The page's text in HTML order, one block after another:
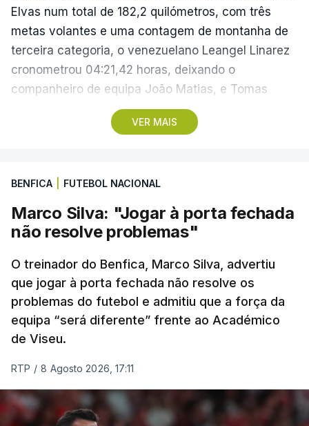
VER MAIS
Elvas num total de 182,2 quilómetros, com três
metas volantes e uma contagem de montanha de
terceira categoria, o venezuelano Leangel Linarez
cronometrou 04:21,42 horas, deixando o
companheiro de equipa João Matias, e Tomas
Contte, da Aviludo-Louletano-Loulé, nas segunda e
terceira posições, respetivamente.
primeira chegada em alto, à Torre na Serra da
Estrela, a 1.961 metros de altitude, que pode criar
diferenças significativas na classificação geral,
após um trajeto de 154,6 quilómetros, com início
em Figueiró dos Vinhos, que inclui três contagens
de montanha de terceira categoria e uma de
segunda antes da subida final, a única de
categoria especial na prova.
BENFICA FUTEBOL NACIONAL
Marco Silva: "Jogar à porta fechada
não resolve problemas"
O treinador do Benfica, Marco Silva, advertiu
que jogar à porta fechada não resolve os
problemas do futebol e admitiu que a força da
equipa “será diferente” frente ao Académico
de Viseu.
RTP / 8 Agosto 2026, 17:11